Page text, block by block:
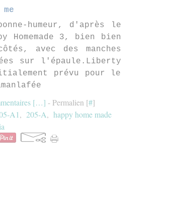
humeur, d'après le
Homemade 3, bien bien
avec des manches
sur l'épaule.Liberty
prévu pour le
[…] - Permalien [#]
A1, 205-A, happy home made